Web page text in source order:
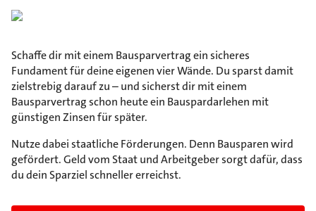
Schaffe dir mit einem Bausparvertrag ein sicheres
Fundament für deine eigenen vier Wände. Du sparst damit
zielstrebig darauf zu – und sicherst dir mit einem
Bausparvertrag schon heute ein Bauspardarlehen mit
günstigen Zinsen für später.
Nutze dabei staatliche Förderungen. Denn Bausparen wird
gefördert. Geld vom Staat und Arbeitgeber sorgt dafür, dass
du dein Sparziel schneller erreichst.